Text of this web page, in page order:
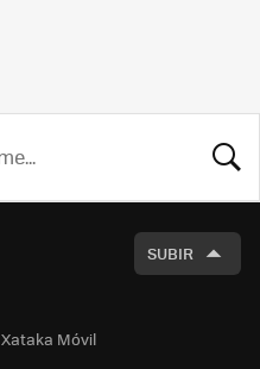
SUBIR
Xataka Móvil